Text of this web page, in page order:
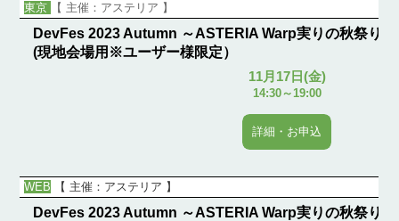
東京 【 主催：アステリア 】
DevFes 2023 Autumn ～ASTERIA Warp実りの秋祭り～
(現地会場用※ユーザー様限定）
11月17日(金)
14:30～19:00
詳細・お申込
WEB 【 主催：アステリア 】
DevFes 2023 Autumn ～ASTERIA Warp実りの秋祭り